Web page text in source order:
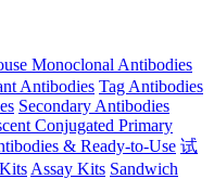
Monoclonal Antibodies
Antibodies Tag Antibodies
Secondary Antibodies
Conjugated Primary
& Ready-to-Use 试
Assay Kits Sandwich